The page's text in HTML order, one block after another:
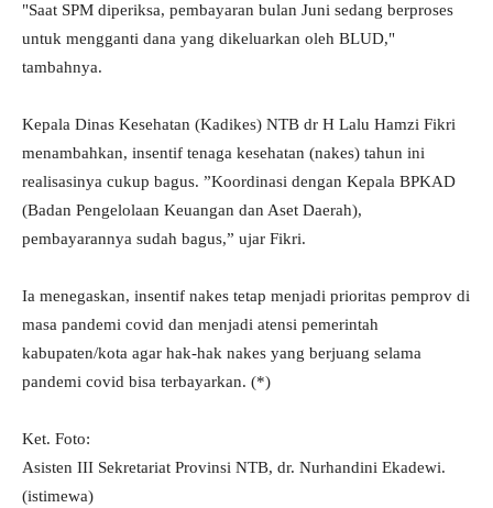
"Saat SPM diperiksa, pembayaran bulan Juni sedang berproses
untuk mengganti dana yang dikeluarkan oleh BLUD,"
tambahnya.
Kepala Dinas Kesehatan (Kadikes) NTB dr H Lalu Hamzi Fikri
menambahkan, insentif tenaga kesehatan (nakes) tahun ini
realisasinya cukup bagus. ”Koordinasi dengan Kepala BPKAD
(Badan Pengelolaan Keuangan dan Aset Daerah),
pembayarannya sudah bagus,” ujar Fikri.
Ia menegaskan, insentif nakes tetap menjadi prioritas pemprov di
masa pandemi covid dan menjadi atensi pemerintah
kabupaten/kota agar hak-hak nakes yang berjuang selama
pandemi covid bisa terbayarkan. (*)
Ket. Foto:
Asisten III Sekretariat Provinsi NTB, dr. Nurhandini Ekadewi.
(istimewa)